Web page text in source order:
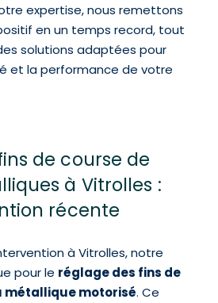
expertise, nous remettons
en un temps record, tout
solutions adaptées pour
et la performance de votre
de course de
à Vitrolles :
récente
à Vitrolles, notre
pour le réglage des fins de
métallique motorisé. Ce